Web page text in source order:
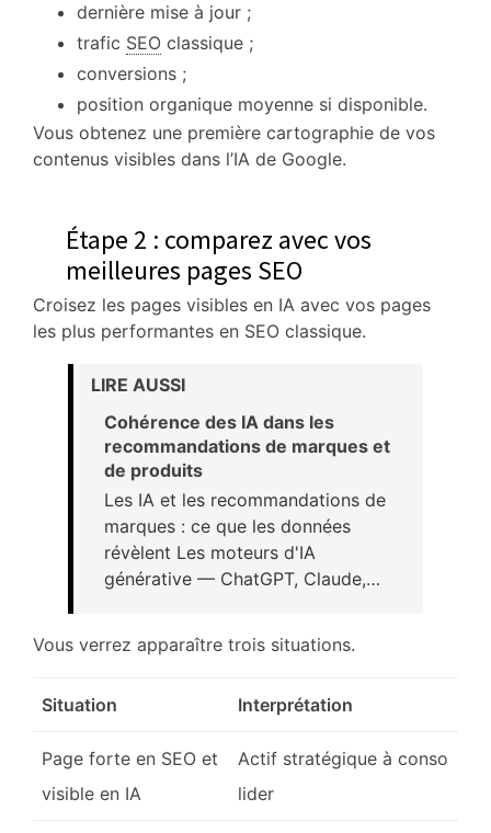
dernière mise à jour ;
trafic SEO classique ;
conversions ;
position organique moyenne si disponible.
Vous obtenez une première cartographie de vos
contenus visibles dans l’IA de Google.
Étape 2 : comparez avec vos
meilleures pages SEO
Croisez les pages visibles en IA avec vos pages
les plus performantes en SEO classique.
LIRE AUSSI
Cohérence des IA dans les
recommandations de marques et
de produits
Les IA et les recommandations de
marques : ce que les données
révèlent Les moteurs d'IA
générative — ChatGPT, Claude,…
Vous verrez apparaître trois situations.
Situation Interprétation
Page forte en SEO et
visible en IA
Actif stratégique à conso
lider